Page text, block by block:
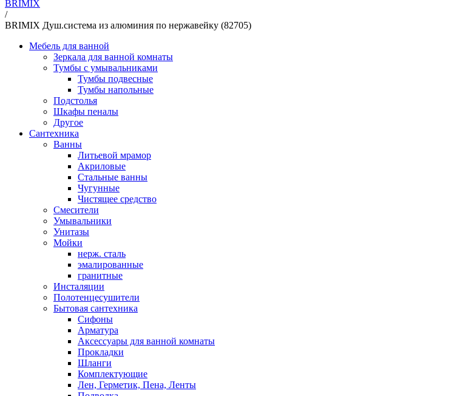
BRIMIX
/
BRIMIX Душ.система из алюминия по нержавейку (82705)
Мебель для ванной
Зеркала для ванной комнаты
Тумбы с умывальниками
Тумбы подвесные
Тумбы напольные
Подстолья
Шкафы пеналы
Другое
Сантехника
Ванны
Литьевой мрамор
Акриловые
Стальные ванны
Чугунные
Чистящее средство
Смесители
Умывальники
Унитазы
Мойки
нерж. сталь
эмалированные
гранитные
Инсталяции
Полотенцесушители
Бытовая сантехника
Сифоны
Арматура
Аксессуары для ванной комнаты
Прокладки
Шланги
Комплектующие
Лен, Герметик, Пена, Ленты